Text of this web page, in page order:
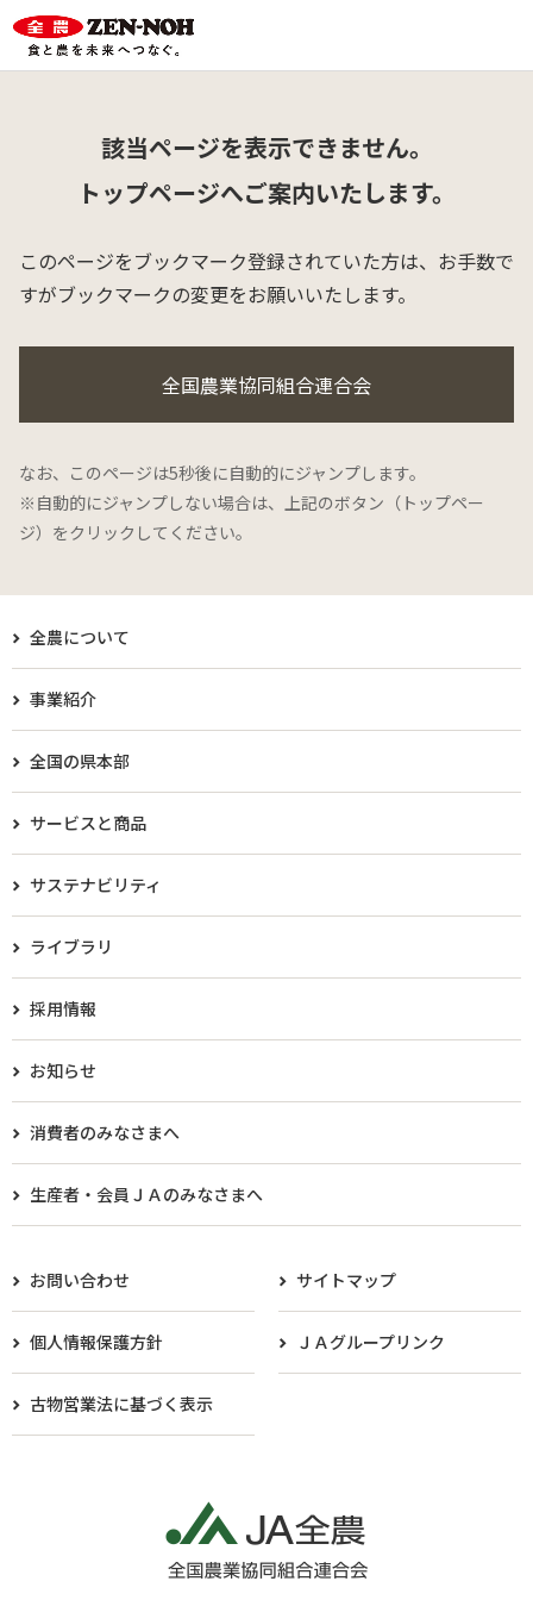
該当ページを表示できません。
トップページへご案内いたします。
このページをブックマーク登録されていた方は、 お手数で
すがブックマークの変更をお願いいたします。
全国農業協同組合連合会
なお、このページは5秒後に自動的にジャンプします。
※自動的にジャンプしない場合は、上記のボタン（トップペー
ジ）をクリックしてください。
全農について
事業紹介
全国の県本部
サービスと商品
サステナビリティ
ライブラリ
採用情報
お知らせ
消費者のみなさまへ
生産者・会員ＪＡのみなさまへ​
お問い合わせ サイトマップ
個人情報保護方針 ＪＡグループリンク
古物営業法に基づく表示